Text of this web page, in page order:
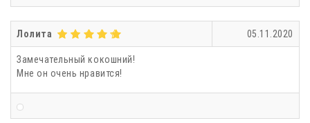
Лолита 05.11.2020
Замечательный кокошний!
Мне он очень нравится!